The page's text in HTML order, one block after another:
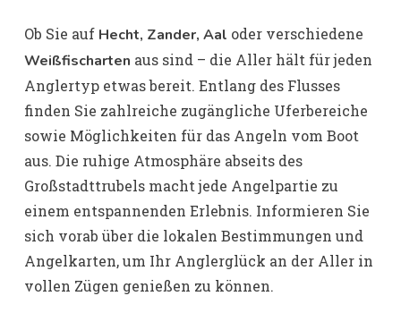
Ob Sie auf Hecht, Zander, Aal oder verschiedene
Weißfischarten aus sind – die Aller hält für jeden
Anglertyp etwas bereit. Entlang des Flusses
finden Sie zahlreiche zugängliche Uferbereiche
sowie Möglichkeiten für das Angeln vom Boot
aus. Die ruhige Atmosphäre abseits des
Großstadttrubels macht jede Angelpartie zu
einem entspannenden Erlebnis. Informieren Sie
sich vorab über die lokalen Bestimmungen und
Angelkarten, um Ihr Anglerglück an der Aller in
vollen Zügen genießen zu können.